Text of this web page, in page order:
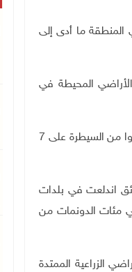
ما أدى إلى
المحيطة في
وأفاد جهاز الدفاع المدني، بأن 4 مراكز وعشرات المتطوعين من فرق جنوب نابلس، والأهالي تمكنوا من السيطرة على 7
اندلعت في بلدات
مئات الدونمات من
الزراعية الممتدة